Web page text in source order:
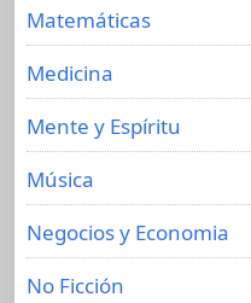
Matemáticas
Medicina
Mente y Espíritu
Música
Negocios y Economia
No Ficción